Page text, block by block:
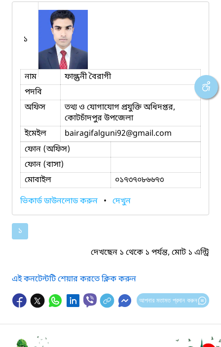
১
নাম
ফাল্গুনী বৈরাগী
পদবি
অফিস
তথ্য ও যোগাযোগ প্রযুক্তি অধিদপ্তর,
কোটচাঁদপুর উপজেলা
ইমেইল
bairagifalguni92@gmail.com
ফোন (অফিস)
ফোন (বাসা)
মোবাইল
০১৭৩৭০৮৬৬৭৩
ভিকার্ড ডাউনলোড করুন • দেখুন
১
দেখছেন ১ থেকে ১ পর্যন্ত, মোট ১ এন্ট্রি
এই কনটেন্টটি শেয়ার করতে ক্লিক করুন
আপনার মতামত প্রদান করুন